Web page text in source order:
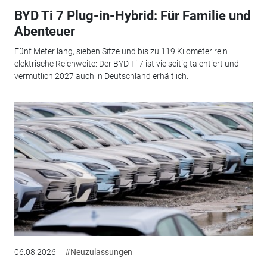
BYD Ti 7 Plug-in-Hybrid: Für Familie und
Abenteuer
Fünf Meter lang, sieben Sitze und bis zu 119 Kilometer rein
elektrische Reichweite: Der BYD Ti 7 ist vielseitig talentiert und
vermutlich 2027 auch in Deutschland erhältlich.
06.08.2026 #Neuzulassungen